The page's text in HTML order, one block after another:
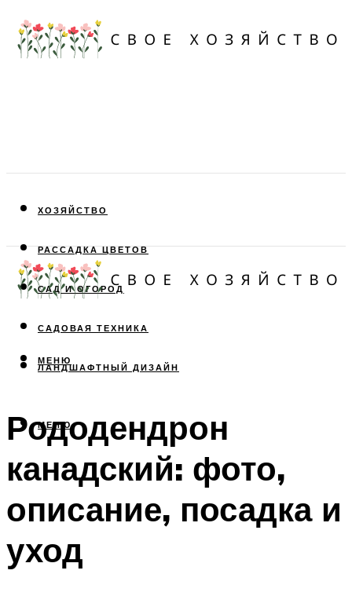
ХОЗЯЙСТВО
РАССАДКА ЦВЕТОВ
САД И ОГОРОД
САДОВАЯ ТЕХНИКА
ЛАНДШАФТНЫЙ ДИЗАЙН
МЕНЮ
МЕНЮ
Рододендрон
канадский: фото,
описание, посадка и
уход